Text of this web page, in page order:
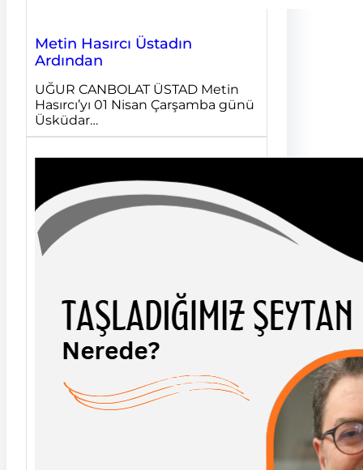
Metin Hasırcı Üstadın
Ardından
UĞUR CANBOLAT ÜSTAD Metin
Hasırcı’yı 01 Nisan Çarşamba günü
Üsküdar…